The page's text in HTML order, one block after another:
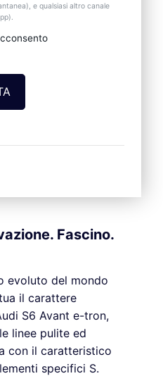
e qualsiasi altro canale
Fascino.
evoluto del mondo
il carattere
S6 Avant e-tron,
linee pulite ed
con il caratteristico
specifici S.